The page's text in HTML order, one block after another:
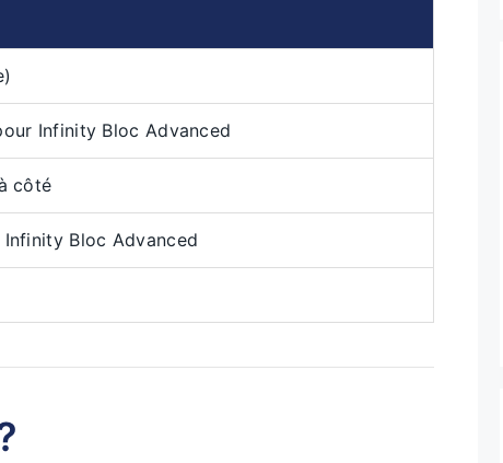
Infinity Bloc Advanced
côté
Bloc Advanced